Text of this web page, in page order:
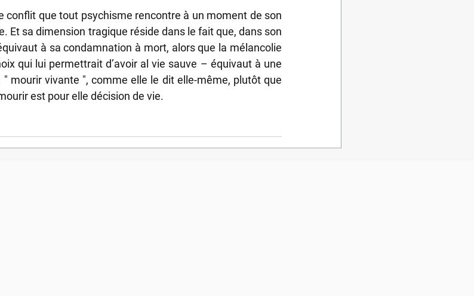
conflit que tout psychisme rencontre à un moment de son
Et sa dimension tragique réside dans le fait que, dans son
à sa condamnation à mort, alors que la mélancolie
qui lui permettrait d’avoir al vie sauve – équivaut à une
mourir vivante ", comme elle le dit elle-même, plutôt que
est pour elle décision de vie.